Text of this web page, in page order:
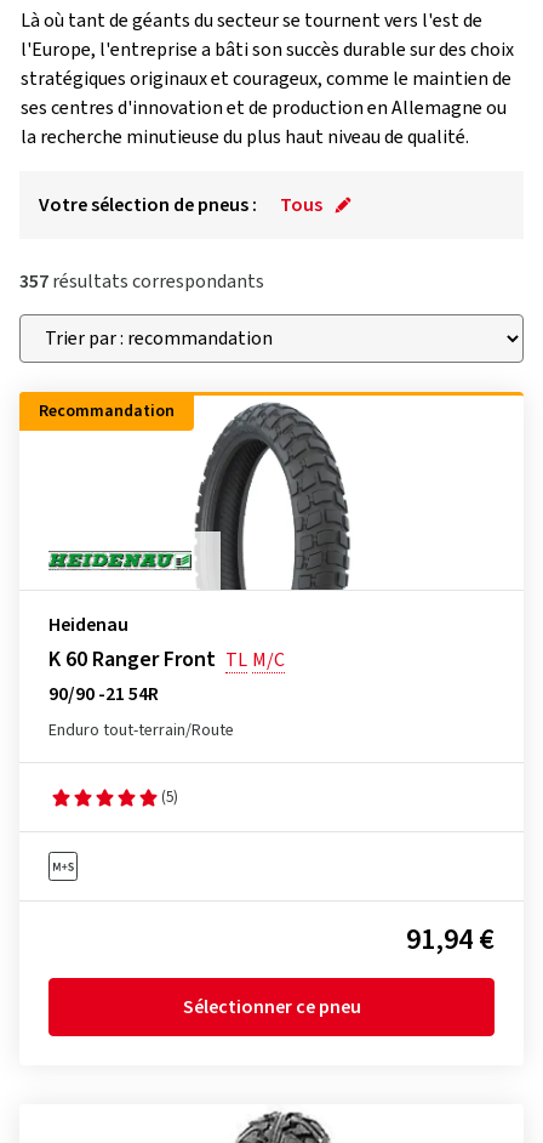
Là où tant de géants du secteur se tournent vers l'est de
l'Europe, l'entreprise a bâti son succès durable sur des choix
stratégiques originaux et courageux, comme le maintien de
ses centres d'innovation et de production en Allemagne ou
la recherche minutieuse du plus haut niveau de qualité.
Votre sélection de pneus : Tous
357résultats correspondants
Recommandation
Heidenau
K 60 Ranger Front TL M/C
90/90 -21 54R
Enduro tout-terrain/Route
(5)
91,94 €
Sélectionner ce pneu